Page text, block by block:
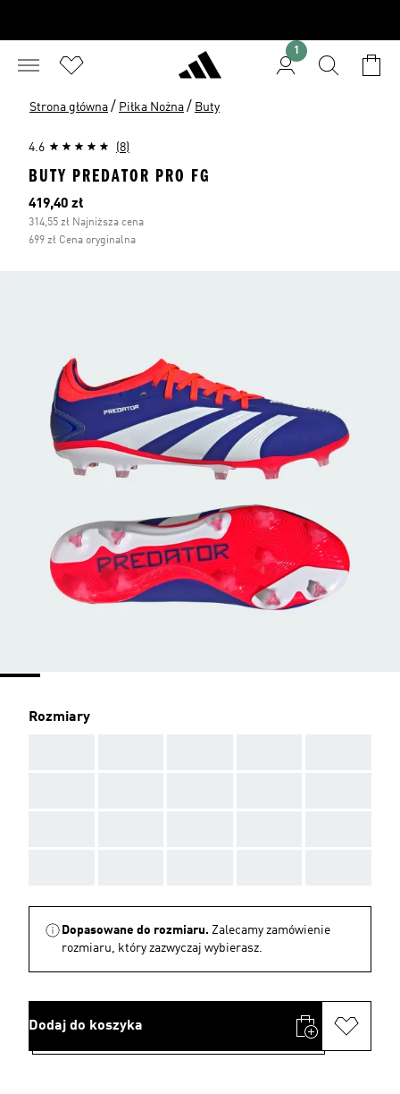
1
Strona główna / Piłka Nożna / Buty
4.6 (8)
BUTY PREDATOR PRO FG
Bieżąca cena
419,40 zł
314,55 zł Najniższa cena
699 zł Cena oryginalna
Rozmiary
Dopasowane do rozmiaru. Zalecamy zamówienie
rozmiaru, który zazwyczaj wybierasz.
Dodaj do koszyka